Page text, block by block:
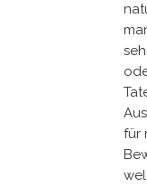
für